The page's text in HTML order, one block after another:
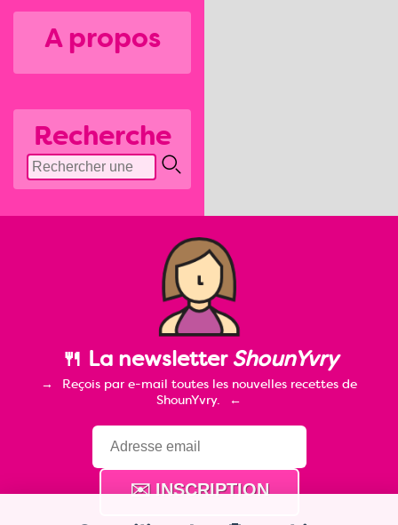
A propos
Recherche
🍴 La newsletterShounYvry
Reçois par e-mail toutes les nouvelles recettes de
ShounYvry.